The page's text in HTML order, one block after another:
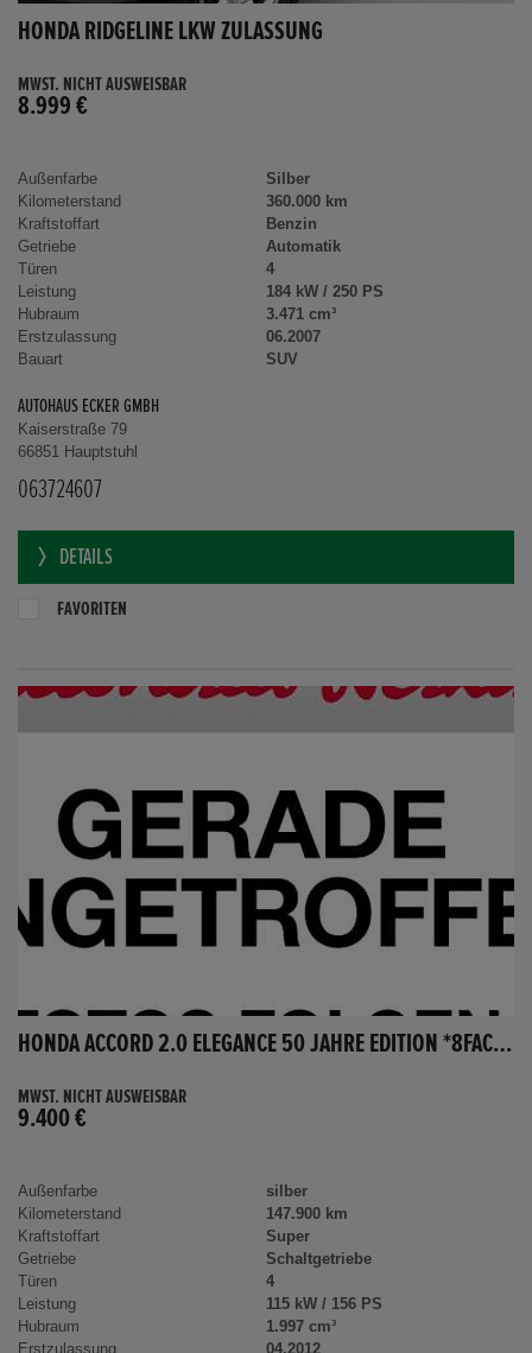
HONDA RIDGELINE LKW ZULASSUNG
MWST. NICHT AUSWEISBAR
8.999 €
Außenfarbe
Silber
Kilometerstand
360.000 km
Kraftstoffart
Benzin
Getriebe
Automatik
Türen
4
Leistung
184 kW / 250 PS
Hubraum
3.471 cm³
Erstzulassung
06.2007
Bauart
SUV
AUTOHAUS ECKER GMBH
Kaiserstraße 79
66851 Hauptstuhl
063724607
DETAILS
FAVORITEN
HONDA ACCORD 2.0 ELEGANCE 50 JAHRE EDITION *8FACH BEREIFT*
MWST. NICHT AUSWEISBAR
9.400 €
Außenfarbe
silber
Kilometerstand
147.900 km
Kraftstoffart
Super
Getriebe
Schaltgetriebe
Türen
4
Leistung
115 kW / 156 PS
Hubraum
1.997 cm³
Erstzulassung
04.2012